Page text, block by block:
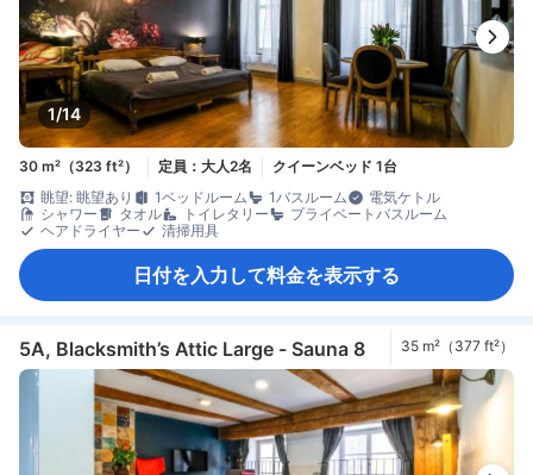
1/14
30 m²（323 ft²） 定員：大人2名
クイーンベッド 1台
眺望: 眺望あり
1ベッドルーム 1バスルーム
電気ケトル
シャワー
タオル トイレタリー
プライベートバスルーム
ヘアドライヤー
清掃用具
日付を入力して料金を表示する
5A, Blacksmith’s Attic Large - Sauna 8 35 m²（377 ft²）